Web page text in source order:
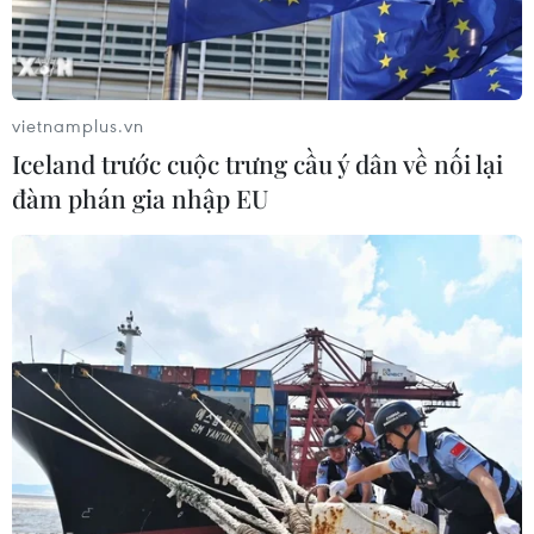
TIN LIÊN QUAN
Lễ hội cigar Habano: Giới thiệu
những điếu cigar thượng hạng
01/03/2017 09:25
vietnamplus.vn
Iceland trước cuộc trưng cầu ý dân về nối lại
đàm phán gia nhập EU